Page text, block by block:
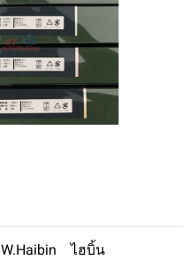
W.Haibin
ไฮบิ้น